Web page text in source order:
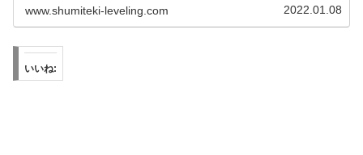
www.shumiteki-leveling.com 2022.01.08
いいね: